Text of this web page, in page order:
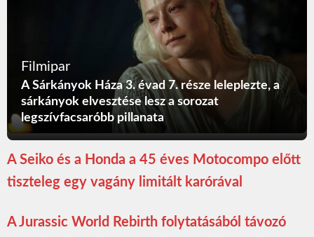
Filmipar
A Sárkányok Háza 3. évad 7. része leleplezte, a
sárkányok elvesztése lesz a sorozat
legszívfacsaróbb pillanata
A Seiko és a Honda a 45 éves Motocompo előtt
tiszteleg egy vagány limitált karórával
A Jurassic World Rebirth folytatásából távozó